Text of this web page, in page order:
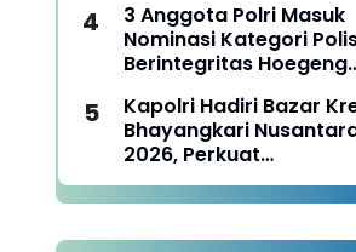
3 Anggota Polri Masuk
Nominasi Kategori
Berintegritas Hoegeng
Kapolri Hadiri Bazar
Bhayangkari
2026, Perkuat
Pemberdayaan UMKM
Budaya Lokal